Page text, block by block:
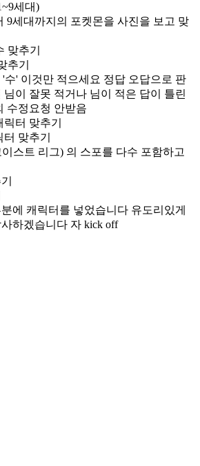
세대)
9세대까지의 포켓몬을 사진을 보고 맞
추기
수' 이것만 적으세요 정답 오답으로 판
이 잘못 적거나 님이 적은 답이 틀린
수정요청 안받음
맞추기
스트 리그) 의 스포를 다수 포함하고
에 캐릭터를 넣었습니다 유도리있게
하겠습니다 자 kick off